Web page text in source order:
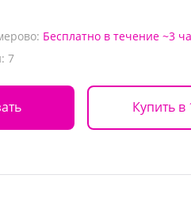
Бесплатно в течение ~3
7
Купить в